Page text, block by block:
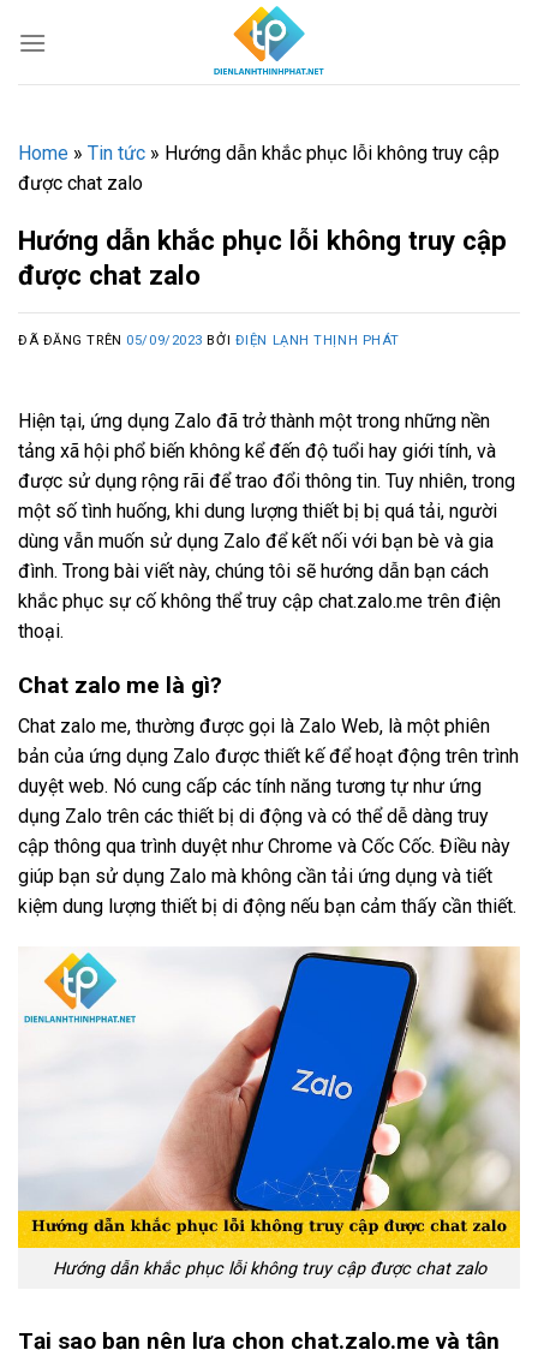
đến
Home » Tin tức » Hướng dẫn khắc phục lỗi không truy cập
được chat zalo
Hướng dẫn khắc phục lỗi không truy cập
được chat zalo
ĐÃ ĐĂNG TRÊN 05/09/2023 BỞI ĐIỆN LẠNH THỊNH PHÁT
Hiện tại, ứng dụng Zalo đã trở thành một trong những nền
tảng xã hội phổ biến không kể đến độ tuổi hay giới tính, và
được sử dụng rộng rãi để trao đổi thông tin. Tuy nhiên, trong
một số tình huống, khi dung lượng thiết bị bị quá tải, người
dùng vẫn muốn sử dụng Zalo để kết nối với bạn bè và gia
đình. Trong bài viết này, chúng tôi sẽ hướng dẫn bạn cách
khắc phục sự cố không thể truy cập chat.zalo.me trên điện
thoại.
Chat zalo me là gì?
Chat zalo me, thường được gọi là Zalo Web, là một phiên
bản của ứng dụng Zalo được thiết kế để hoạt động trên trình
duyệt web. Nó cung cấp các tính năng tương tự như ứng
dụng Zalo trên các thiết bị di động và có thể dễ dàng truy
cập thông qua trình duyệt như Chrome và Cốc Cốc. Điều này
giúp bạn sử dụng Zalo mà không cần tải ứng dụng và tiết
kiệm dung lượng thiết bị di động nếu bạn cảm thấy cần thiết.
Hướng dẫn khắc phục lỗi không truy cập được chat zalo
Tại sao bạn nên lựa chọn chat.zalo.me và tận